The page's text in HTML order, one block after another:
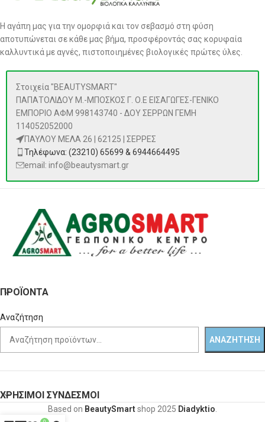
Η αγάπη μας για την ομορφιά και τον σεβασμό στη φύση
αποτυπώνεται σε κάθε μας βήμα, προσφέροντάς σας κορυφαία
καλλυντικά με αγνές, πιστοποιημένες βιολογικές πρώτες ύλες.
Στοιχεία "BEAUTYSMART"
ΠΑΠΑΤΟΛΙΔΟΥ Μ.-ΜΠΟΣΚΟΣ Γ. Ο.Ε ΕΙΣΑΓΩΓΕΣ-ΓΕΝΙΚΟ
ΕΜΠΟΡΙΟ ΑΦΜ 998143740 - ΔΟΥ ΣΕΡΡΩΝ ΓΕΜΗ
114052052000
ΠΑΥΛΟΥ ΜΕΛΑ 26 | 62125 | ΣΕΡΡΕΣ
Τηλέφωνα: (23210) 65699 & 6944664495
email: info@beautysmart.gr
ΠΡΟΪΌΝΤΑ
Αναζήτηση
ΑΝΑΖΉΤΗΣΗ
ΧΡΗΣΙΜΟΙ ΣΥΝΔΕΣΜΟΙ
Based on BeautySmart shop 2025 Diadyktio